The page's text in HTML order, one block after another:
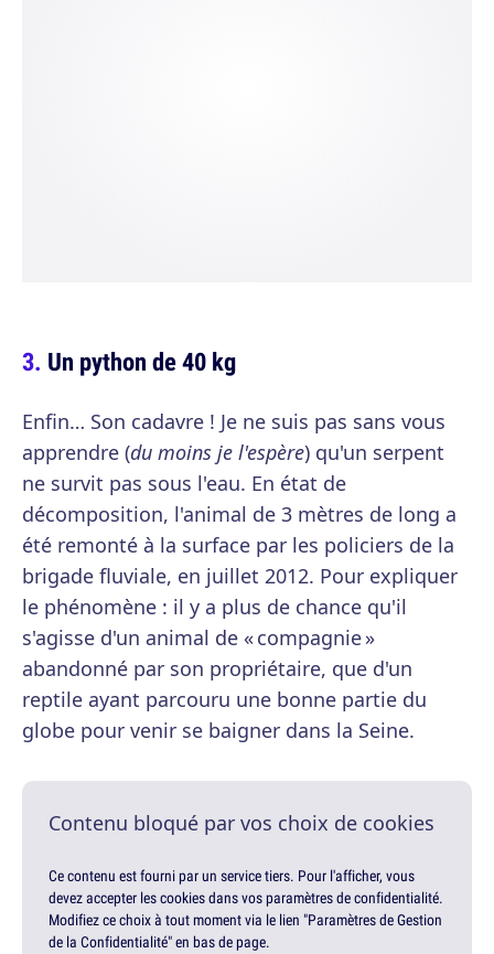
Un python de 40 kg
Enfin… Son cadavre ! Je ne suis pas sans vous
apprendre (du moins je l'espère) qu'un serpent
ne survit pas sous l'eau. En état de
décomposition, l'animal de 3 mètres de long a
été remonté à la surface par les policiers de la
brigade fluviale, en juillet 2012. Pour expliquer
le phénomène : il y a plus de chance qu'il
s'agisse d'un animal de « compagnie »
abandonné par son propriétaire, que d'un
reptile ayant parcouru une bonne partie du
globe pour venir se baigner dans la Seine.
Contenu bloqué par vos choix de cookies
Ce contenu est fourni par un service tiers. Pour l'afficher, vous
devez accepter les cookies dans vos paramètres de confidentialité.
Modifiez ce choix à tout moment via le lien "Paramètres de Gestion
de la Confidentialité" en bas de page.